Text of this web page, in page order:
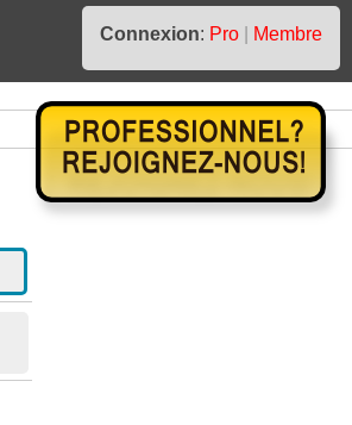
Connexion: Pro
Membre